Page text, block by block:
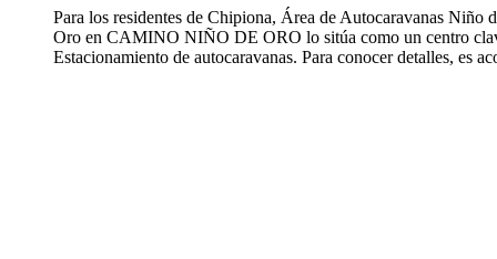
Para los residentes de Chipiona, Área de Autocaravanas Niño
Oro en CAMINO NIÑO DE ORO lo sitúa como un centro
Estacionamiento de autocaravanas. Para conocer detalles, es